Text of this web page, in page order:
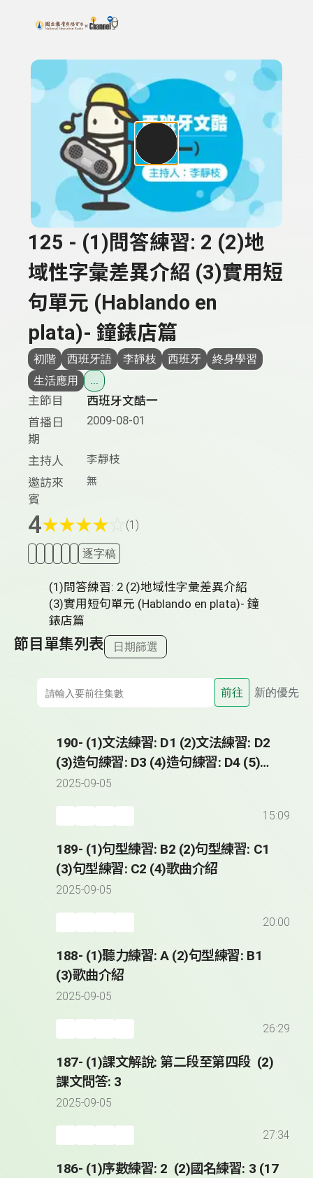
上方功能區塊
搜尋關鍵字：可輸入節目名稱、主持人或關鍵字
125 - (1)問答練習: 2 (2)地
域性字彙差異介紹 (3)實用短
句單元 (Hablando en
plata)- 鐘錶店篇
初階 西班牙語 李靜枝 西班牙
終身學習
生活應用
...
主節目
西班牙文酷一
首播日
期
2009-08-01
主持人 李靜枝
邀訪來
賓
無
4★★★★ (1)
逐字稿
(1)問答練習: 2 (2)地域性字彙差異介紹
(3)實用短句單元 (Hablando en plata)- 鐘
錶店篇
節目單集列表 日期篩選
前往 新的優先
190- (1)文法練習: D1 (2)文法練習: D2
(3)造句練習: D3 (4)造句練習: D4 (5)歌
曲介紹
2025-09-05
15:09
189- (1)句型練習: B2 (2)句型練習: C1
(3)句型練習: C2 (4)歌曲介紹
2025-09-05
20:00
188- (1)聽力練習: A (2)句型練習: B1
(3)歌曲介紹
2025-09-05
26:29
187- (1)課文解說: 第二段至第四段 (2)
課文問答: 3
2025-09-05
27:34
186- (1)序數練習: 2 (2)國名練習: 3 (17